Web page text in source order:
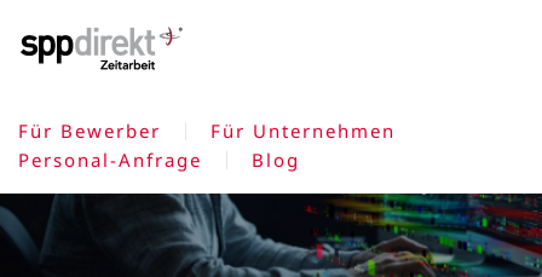
Skip to main content
Für Bewerber
Für Unternehmen
Personal-Anfrage
Blog